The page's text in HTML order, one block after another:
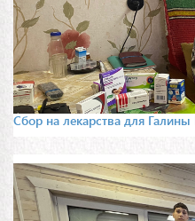
Сбор на лекарства для